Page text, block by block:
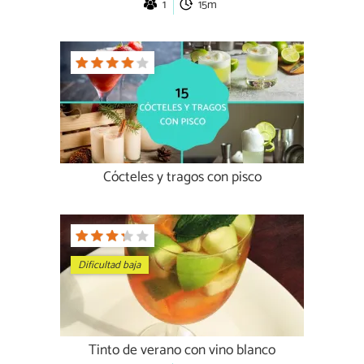
1 15m
Cócteles y tragos con pisco
Dificultad baja
Tinto de verano con vino blanco